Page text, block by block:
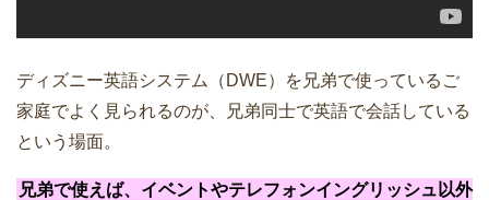
ディズニー英語システム（DWE）を兄弟で使っているご
家庭でよく見られるのが、兄弟同士で英語で会話している
という場面。
兄弟で使えば、イベントやテレフォンイングリッシュ以外